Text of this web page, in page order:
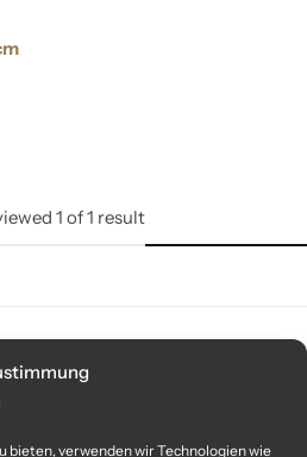
bieten, verwenden wir Technologien wie
1 of1 result